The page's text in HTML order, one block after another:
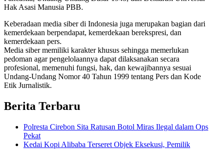
Hak Asasi Manusia PBB.
Keberadaan media siber di Indonesia juga merupakan bagian dari
kemerdekaan berpendapat, kemerdekaan berekspresi, dan
kemerdekaan pers.
Media siber memiliki karakter khusus sehingga memerlukan
pedoman agar pengelolaannya dapat dilaksanakan secara
profesional, memenuhi fungsi, hak, dan kewajibannya sesuai
Undang-Undang Nomor 40 Tahun 1999 tentang Pers dan Kode
Etik Jurnalistik.
Berita Terbaru
Polresta Cirebon Sita Ratusan Botol Miras Ilegal dalam Ops
Pekat
Kedai Kopi Alibaba Terseret Objek Eksekusi, Pemilik